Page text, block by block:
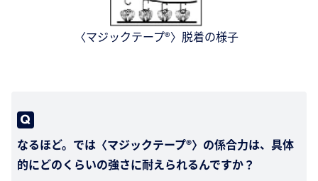
〈マジックテープ®〉脱着の様子
なるほど。では〈マジックテープ®〉の係合力は、具体
的にどのくらいの強さに耐えられるんですか？